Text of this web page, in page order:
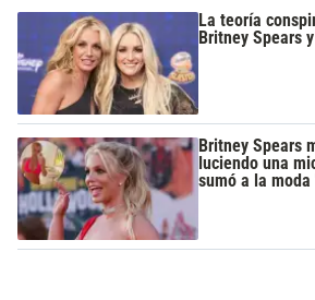
La teoría
Britney Spears
Britney Spears
luciendo una
sumó a la